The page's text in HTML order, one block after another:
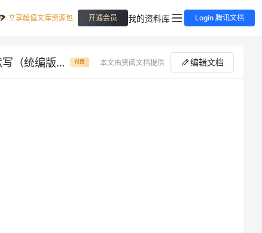
立享超值文库资源包 开通会员 我的资料库 Login 腾讯文档
第06练《赤壁赋》《登泰山记》-2023年高考语文考前必练之名句名篇默写（统编版）（解析版）-高考语文备考复习重点资料归纳汇总 付费 本文由贤阅文档提供 编辑文档